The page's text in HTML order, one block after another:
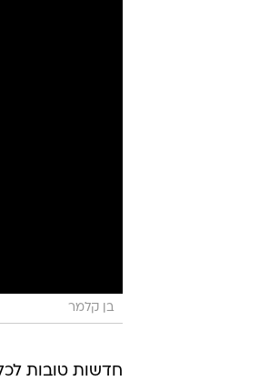
בן קלמר
חדשות טובות